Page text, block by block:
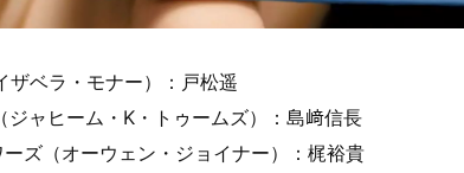
ザベラ・モナー）：戸松遥
ャヒーム・K・トゥームズ）：島﨑信長
ズ（オーウェン・ジョイナー）：梶裕貴